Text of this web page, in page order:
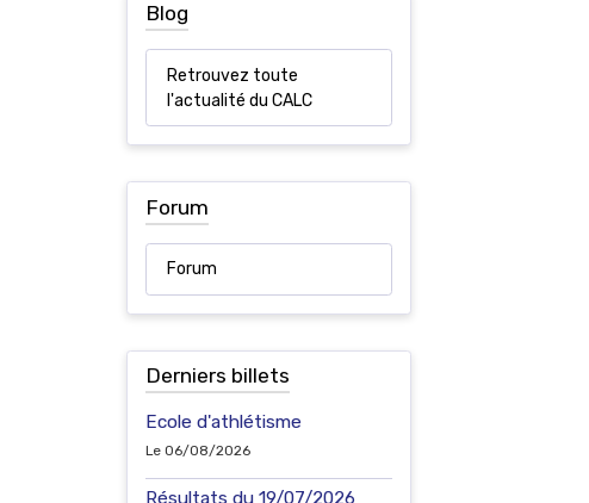
Blog
Retrouvez toute
l'actualité du CALC
Forum
Forum
Derniers billets
Ecole d'athlétisme
Le 06/08/2026
Résultats du 19/07/2026